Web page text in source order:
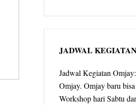
JADWAL
Jadwal Kegiatan
Omjay. Omjay baru
Workshop hari Sabtu